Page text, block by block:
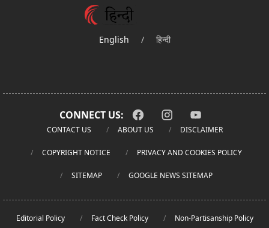
English / हिन्दी
CONNECT US:
CONTACT US ABOUT US DISCLAIMER
COPYRIGHT NOTICE PRIVACY AND COOKIES POLICY
SITEMAP GOOGLE NEWS SITEMAP
Editorial Policy Fact Check Policy Non-Partisanship Policy